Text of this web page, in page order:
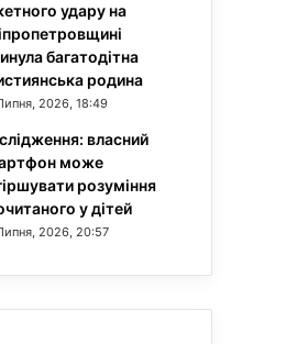
удару на
багатодітна
родина
2026, 18:49
власний
може
розуміння
у дітей
2026, 20:57